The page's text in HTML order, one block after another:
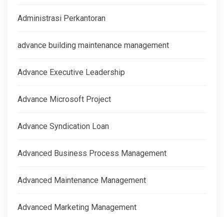
Administrasi Perkantoran
advance building maintenance management
Advance Executive Leadership
Advance Microsoft Project
Advance Syndication Loan
Advanced Business Process Management
Advanced Maintenance Management
Advanced Marketing Management